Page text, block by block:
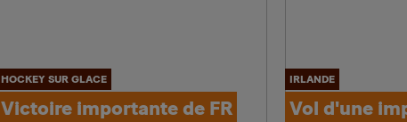
HOCKEY SUR GLACE
Victoire importante de FR
IRLANDE
Vol d'une